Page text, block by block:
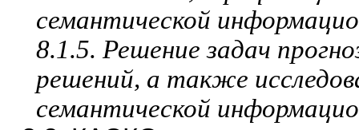
семантической
8.1.5. Решение задач
решений, а также
семантической